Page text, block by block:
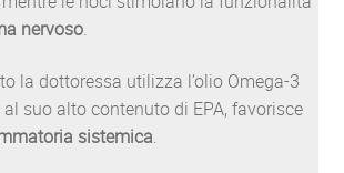
nervoso.
la dottoressa utilizza l’olio Omega-3
suo alto contenuto di EPA, favorisce
sistemica.